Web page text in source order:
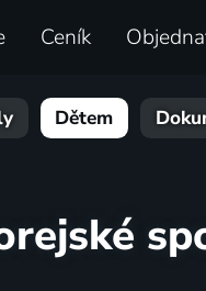
Ceník
Dětem